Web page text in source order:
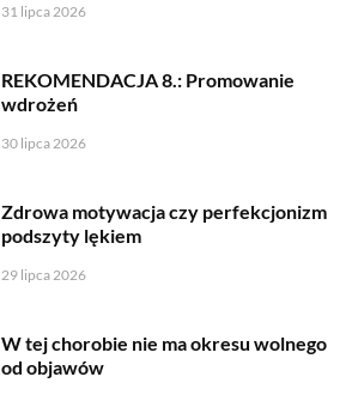
31 lipca 2026
REKOMENDACJA 8.: Promowanie
wdrożeń
30 lipca 2026
Zdrowa motywacja czy perfekcjonizm
podszyty lękiem
29 lipca 2026
W tej chorobie nie ma okresu wolnego
od objawów